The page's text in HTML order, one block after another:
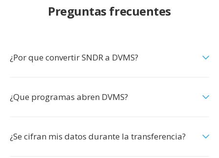
Preguntas frecuentes
¿Por que convertir SNDR a DVMS?
¿Que programas abren DVMS?
¿Se cifran mis datos durante la transferencia?